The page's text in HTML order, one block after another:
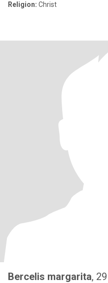
Religion: Christ
Bercelis margarita, 29